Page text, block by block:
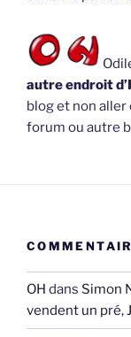
autre endroit
blog et non aller
forum ou autre
OH dans Simon
vendent un pré,